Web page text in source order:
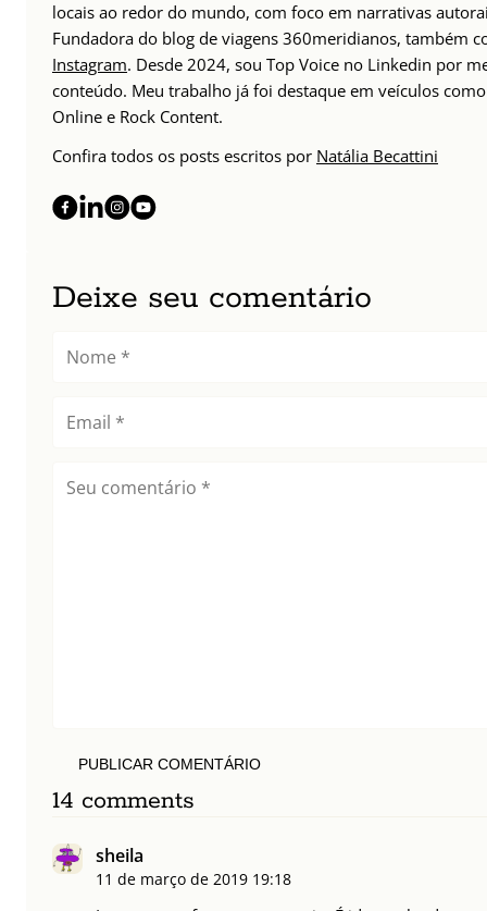
locais ao redor do mundo, com foco em narrativas
Fundadora do blog de viagens 360meridianos, também
Instagram. Desde 2024, sou Top Voice no Linkedin por
conteúdo. Meu trabalho já foi destaque em veículos
Online e Rock Content.
Confira todos os posts escritos por Natália Becattini
Deixe seu comentário
PUBLICAR COMENTÁRIO
14 comments
sheila
11 de março de 2019 19:18